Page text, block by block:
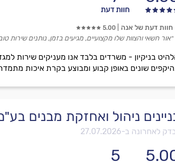
חוות דעת
בניקיון - משרדים בלבד אנו מעניקים שירות
שונים באופן קבוע ומבוצע בקרת איכות מתמדת ופיקוח קפדני 24/7
חוות דעת של אנה 5.00
״אור חשאי והצוות שלו מקצועיים, מגיעים בזמן, נותנים שירות
ניהול ואחזקת מבנים
לאחרונה ב-27.07.2026
5